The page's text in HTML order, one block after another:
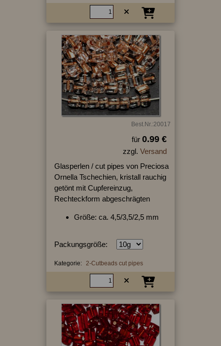
Best.Nr.:20017
für 0.99 €
zzgl. Versand
Glasperlen / cut pipes von Preciosa
Ornella Tschechien, kristall rauchig
getönt mit Cupfereinzug,
Rechteckform abgeschrägten
Größe: ca. 4,5/3,5/2,5 mm
Packungsgröße:
Kategorie: 2-Cutbeads cut pipes